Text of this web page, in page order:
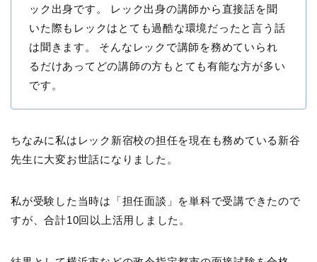
ック出身です。 レック出身の講師から直接話を聞
いた際もレックはとても過酷な環境だったと言う話
は聞きます。 そんなレックで講師を務めていられ
るだけあってどの講師の方もとても有能な方が多い
です。
ちなみに私はレック新宿校の担任を現在も務めている新谷
先生に大変お世話になりました。
私が受験した当時は「担任面談」を単科で受講できたので
すが、合計10回以上活用しました。